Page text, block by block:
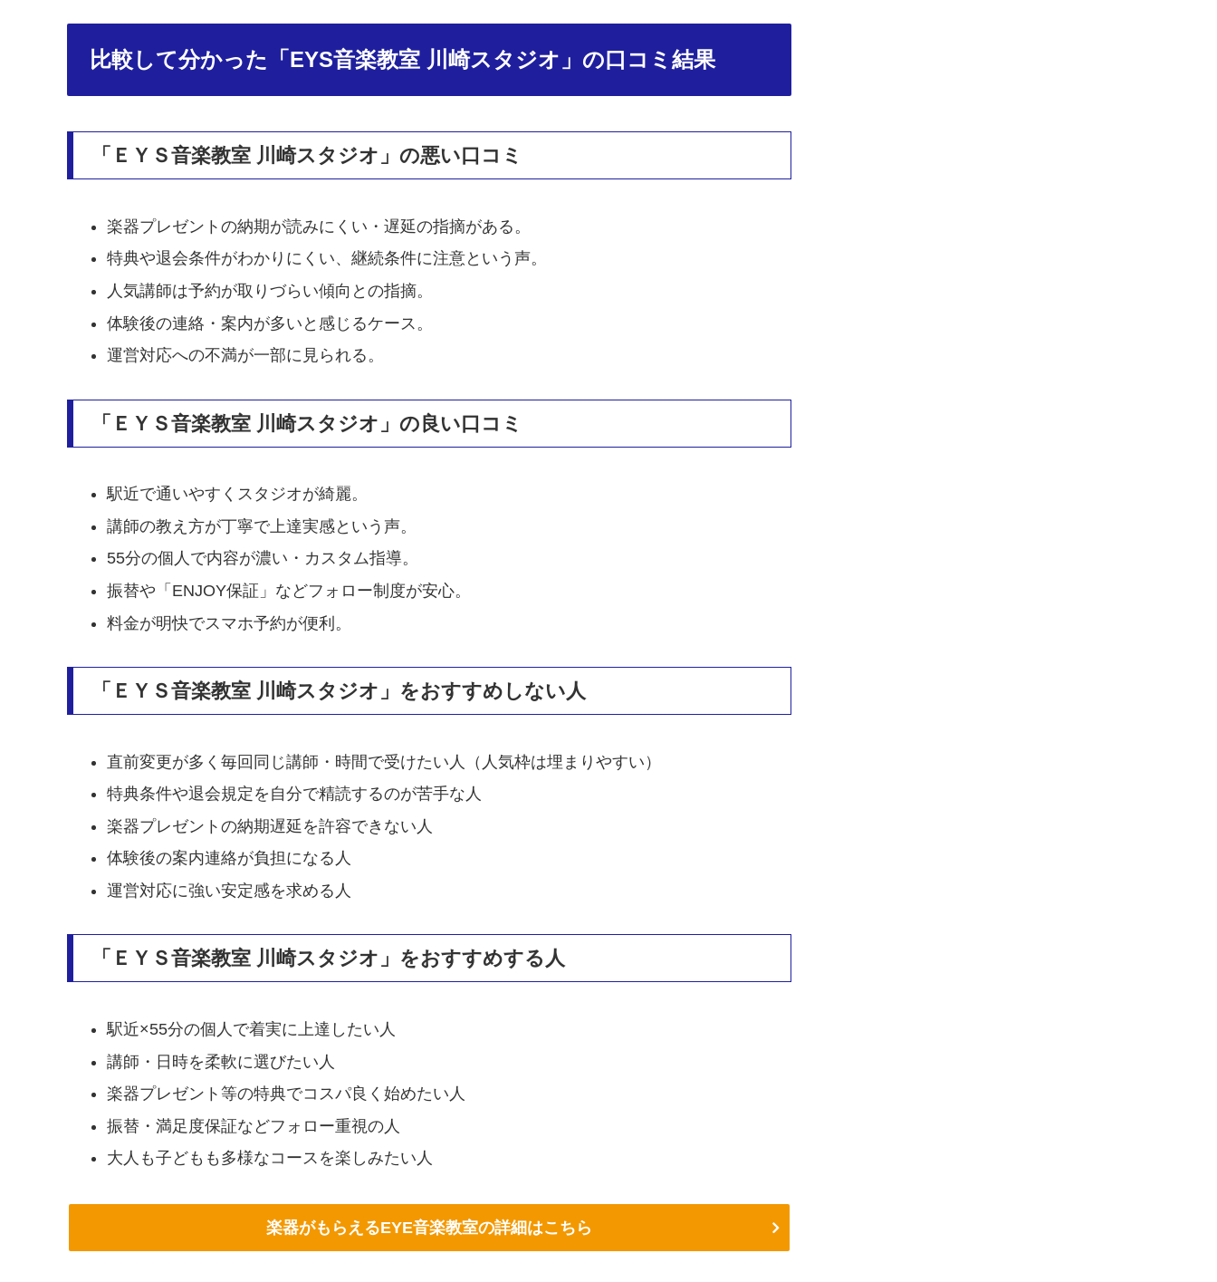
比較して分かった「EYS音楽教室 川崎スタジオ」の口コミ結果
「ＥＹＳ音楽教室 川崎スタジオ」の悪い口コミ
楽器プレゼントの納期が読みにくい・遅延の指摘がある。
特典や退会条件がわかりにくい、継続条件に注意という声。
人気講師は予約が取りづらい傾向との指摘。
体験後の連絡・案内が多いと感じるケース。
運営対応への不満が一部に見られる。
「ＥＹＳ音楽教室 川崎スタジオ」の良い口コミ
駅近で通いやすくスタジオが綺麗。
講師の教え方が丁寧で上達実感という声。
55分の個人で内容が濃い・カスタム指導。
振替や「ENJOY保証」などフォロー制度が安心。
料金が明快でスマホ予約が便利。
「ＥＹＳ音楽教室 川崎スタジオ」をおすすめしない人
直前変更が多く毎回同じ講師・時間で受けたい人（人気枠は埋まりやすい）
特典条件や退会規定を自分で精読するのが苦手な人
楽器プレゼントの納期遅延を許容できない人
体験後の案内連絡が負担になる人
運営対応に強い安定感を求める人
「ＥＹＳ音楽教室 川崎スタジオ」をおすすめする人
駅近×55分の個人で着実に上達したい人
講師・日時を柔軟に選びたい人
楽器プレゼント等の特典でコスパ良く始めたい人
振替・満足度保証などフォロー重視の人
大人も子どもも多様なコースを楽しみたい人
楽器がもらえるEYE音楽教室の詳細はこちら